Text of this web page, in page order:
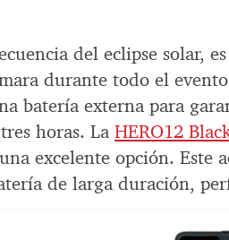
del eclipse solar,
durante todo el
batería externa para
horas. LaHERO12
excelente opción. Este
de larga duración,